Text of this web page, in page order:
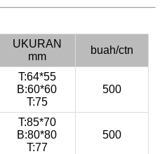
UKURAN
mm
buah/ctn
T:64*55
B:60*60
T:75
500
T:85*70
B:80*80
T:77
500